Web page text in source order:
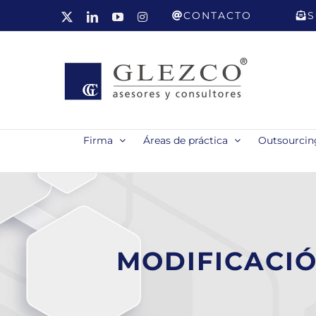
LinkedInYouTubeInstagramCONTACTO
Firma Áreas de práctica